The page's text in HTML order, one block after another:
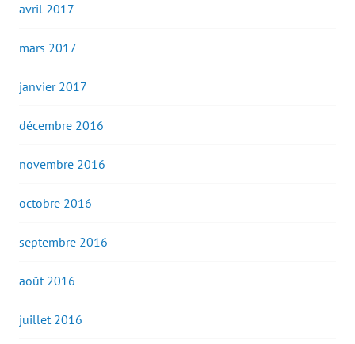
avril 2017
mars 2017
janvier 2017
décembre 2016
novembre 2016
octobre 2016
septembre 2016
août 2016
juillet 2016